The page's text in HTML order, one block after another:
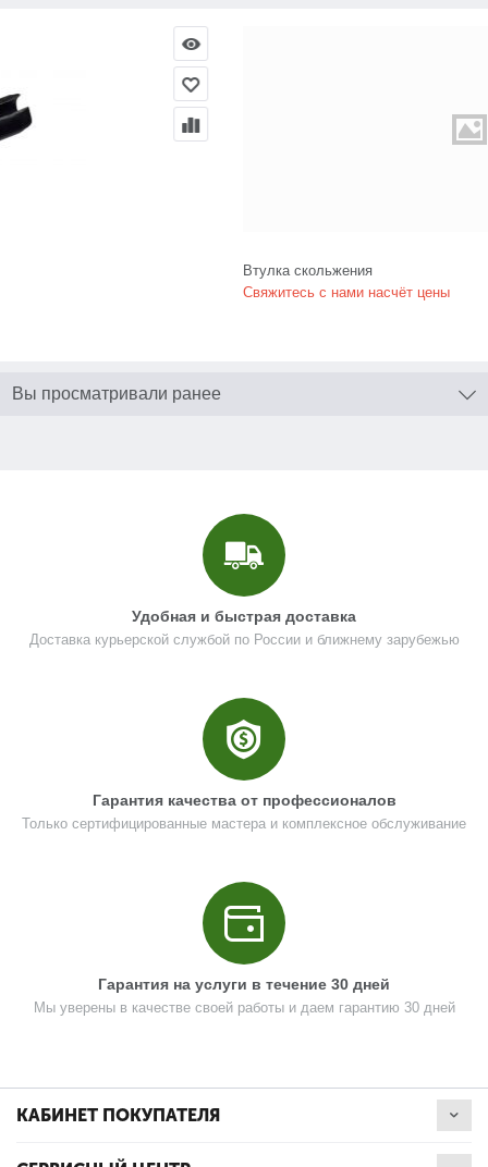
Свяжитесь с нами насчёт цены
Вы просматривали ранее
Удобная и быстрая доставка
Доставка курьерской службой по России и ближнему зарубежью
Гарантия качества от профессионалов
Только сертифицированные мастера и комплексное обслуживание
Гарантия на услуги в течение 30 дней
Мы уверены в качестве своей работы и даем гарантию 30 дней
КАБИНЕТ ПОКУПАТЕЛЯ